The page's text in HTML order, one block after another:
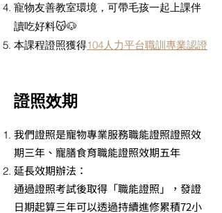
寵物友善教室環境，可帶毛孩一起上課伴
讀吃好料😽🐶
本課程證照獲得104人力平台職訓專業認證
證照效期
我們證照是寵物專業服務職能證照證照效
期三年、寵膳食育職能證照效期五年
延長效期辦法：
通過證照考試後取得「職能證照」，發證
日期起算三年可以透過持續進修累積72小